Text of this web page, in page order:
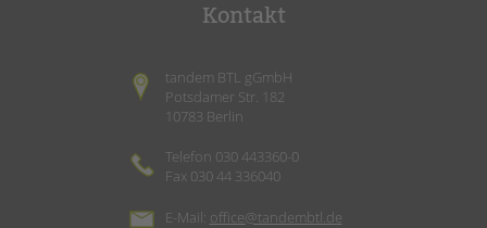
Kontakt
tandem BTL gGmbH
Potsdamer Str. 182
10783 Berlin
Telefon 030 443360-0
Fax 030 44 336040
E-Mail: office@tandembtl.de